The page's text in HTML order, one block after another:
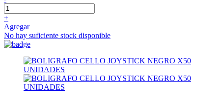
+
Agregar
No hay suficiente stock disponible